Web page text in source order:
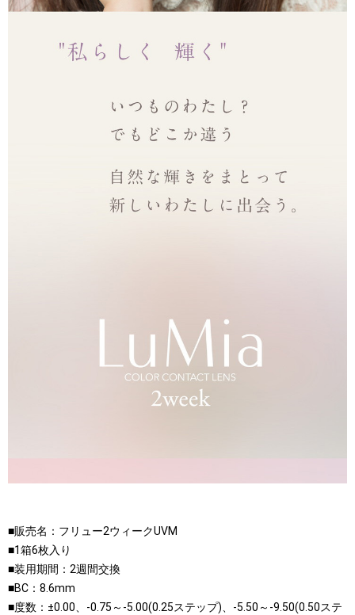
■販売名：フリュー2ウィークUVM
■1箱6枚入り
■装用期間：2週間交換
■BC：8.6mm
■度数：±0.00、-0.75～-5.00(0.25ステップ)、-5.50～-9.50(0.50ステ